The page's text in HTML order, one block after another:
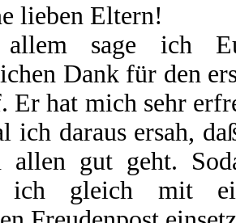
lieben Eltern!
sage ich
Dank für den
Er hat mich sehr
ich daraus ersah,
allen gut geht.
gleich mit